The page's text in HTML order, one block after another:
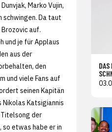
Marko Vujin,
schwingen. Da taut
auf.
und je für Applaus
aus der
den
und viele Fans auf
seinen Kapitän
Nikolas Katsigiannis
Titelsong der
etwas habe er in